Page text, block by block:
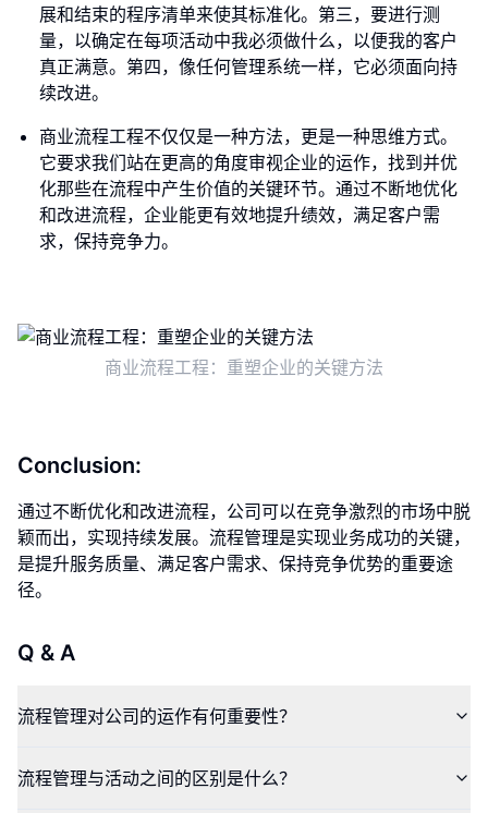
展和结束的程序清单来使其标准化。第三，要进行测
量，以确定在每项活动中我必须做什么，以便我的客户
真正满意。第四，像任何管理系统一样，它必须面向持
续改进。
商业流程工程不仅仅是一种方法，更是一种思维方式。
它要求我们站在更高的角度审视企业的运作，找到并优
化那些在流程中产生价值的关键环节。通过不断地优化
和改进流程，企业能更有效地提升绩效，满足客户需
求，保持竞争力。
商业流程工程：重塑企业的关键方法
Conclusion:
通过不断优化和改进流程，公司可以在竞争激烈的市场中脱
颖而出，实现持续发展。流程管理是实现业务成功的关键，
是提升服务质量、满足客户需求、保持竞争优势的重要途
径。
Q & A
流程管理对公司的运作有何重要性？
流程管理与活动之间的区别是什么？